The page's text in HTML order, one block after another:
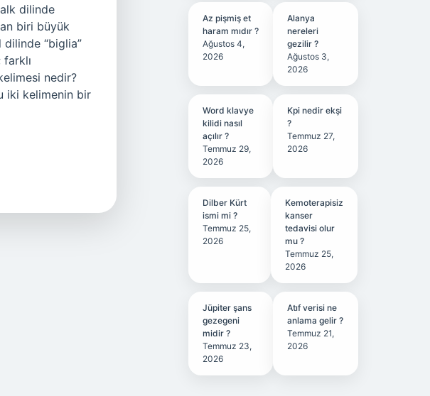
dilinde
biri büyük
“biglia”
farklı
nedir?
iki kelimenin bir
Az pişmiş et
haram mıdır ?
Ağustos 4,
2026
Alanya
nereleri
gezilir ?
Ağustos 3,
2026
Word klavye
kilidi nasıl
açılır ?
Temmuz 29,
2026
Kpi nedir ekşi
?
Temmuz 27,
2026
Dilber Kürt
ismi mi ?
Temmuz 25,
2026
Kemoterapisiz
kanser
tedavisi olur
mu ?
Temmuz 25,
2026
Jüpiter şans
gezegeni
midir ?
Temmuz 23,
2026
Atıf verisi ne
anlama gelir ?
Temmuz 21,
2026